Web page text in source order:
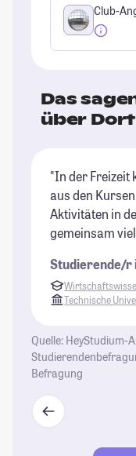
Club-
Das
über
"In der Freizeit
aus den
Aktivitäten in
gemeinsam
Studierende/r
Technische
Quelle: HeyStudium-
Befragung